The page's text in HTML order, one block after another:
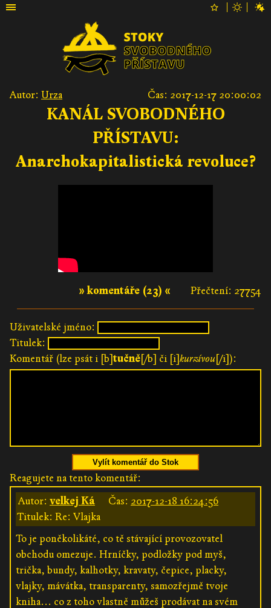
Autor: Urza Čas: 2017-12-17 20:00:02
KANÁL SVOBODNÉHO
PŘÍSTAVU:
Anarchokapitalistická revoluce?
Přečtení: 27754
» komentáře (23) «
Uživatelské jméno:
Titulek:
Komentář (lze psát i [b]tučně[/b] či [i]kurzívou[/i]):
Vylít komentář do Stok
Reagujete na tento komentář:
Autor: velkej Ká Čas: 2017-12-18 16:24:56
Titulek: Re: Vlajka
To je poněkolikáté, co tě stávající provozovatel
obchodu omezuje. Hrníčky, podložky pod myš,
trička, bundy, kalhotky, kravaty, čepice, placky,
vlajky, mávátka, transparenty, samozřejmě tvoje
kniha... co z toho vlastně můžeš prodávat na svém